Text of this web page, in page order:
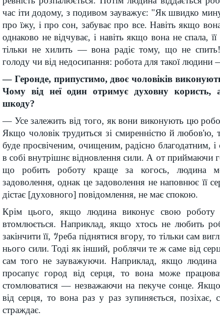
час іти додому, з подивом зауважує: "Як швидко
про їжу, і про сон, забуває про все. Навіть якщо
однаково не відчуває, і навіть якщо вона не спала,
тільки не хилить — вона радіє тому, що не
голоду чи від недосипання: робота для такої людини
— Геронде, припустимо, двоє чоловіків
Чому від неї один отримує духовну
шкоду?
— Усе залежить від того, як вони виконують цю
Якщо чоловік трудиться зі смиренністю й любов'ю,
буде просвіченим, очищеним, радісно благодатним, і
в собі внутрішнє відновлення сили. А от приймаючи
що робить роботу краще за когось, людина
задоволення, однак це задоволення не наповнює її
дістає [духовного] повідомлення, не має спокою.
Крім цього, якщо людина виконує свою роботу
втомлюється. Наприклад, якщо хтось не любить
закінчити її, ﾂреба піднятися вгору, то тільки сам
нього сили. Тоді як інший, роблячи те ж саме від
сам того не зауважуючи. Наприклад, якщо людина
просапує город від серця, то вона може
стомлюватися — незважаючи на пекуче сонце.
від серця, то вона раз у раз зупиняється, позіхає,
страждає.